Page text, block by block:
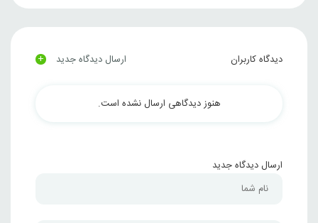
دیدگاه کاربران ارسال دیدگاه جدید +
هنوز دیدگاهی ارسال نشده است.
ارسال دیدگاه جدید